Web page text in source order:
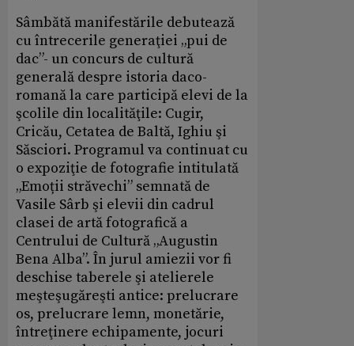
Sâmbătă manifestările debutează
cu întrecerile generaţiei „pui de
dac”- un concurs de cultură
generală despre istoria daco-
romană la care participă elevi de la
şcolile din localităţile: Cugir,
Cricău, Cetatea de Baltă, Ighiu şi
Săsciori. Programul va continuat cu
o expoziţie de fotografie intitulată
„Emoții străvechi” semnată de
Vasile Sârb şi elevii din cadrul
clasei de artă fotografică a
Centrului de Cultură „Augustin
Bena Alba”. În jurul amiezii vor fi
deschise taberele şi atelierele
meşteşugăreşti antice: prelucrare
os, prelucrare lemn, monetărie,
întreţinere echipamente, jocuri